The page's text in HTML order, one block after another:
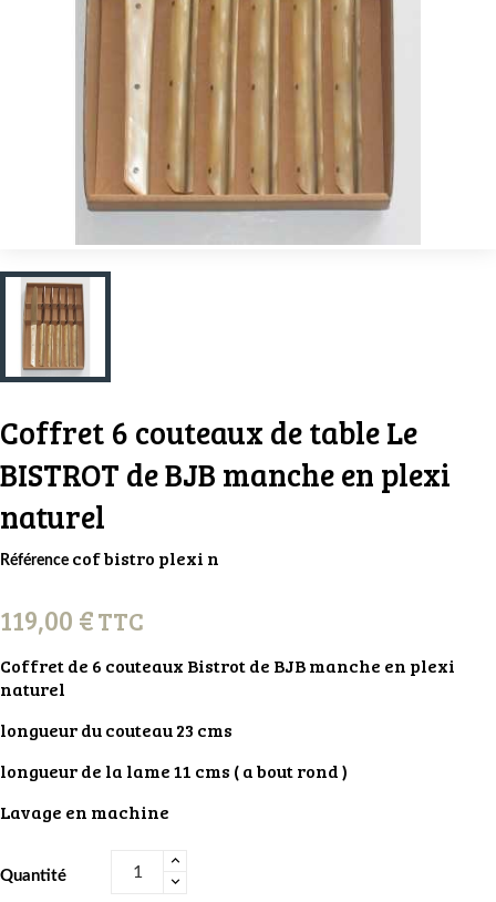
Coffret 6 couteaux de table Le
BISTROT de BJB manche en plexi
naturel
Référence cof bistro plexi n
119,00 €TTC
Coffret de 6 couteaux Bistrot de BJB manche en plexi
naturel
longueur du couteau 23 cms
longueur de la lame 11 cms ( a bout rond )
Lavage en machine
Quantité